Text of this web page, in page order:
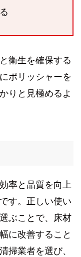
衛生を確保する
ポリッシャーを
りと見極めるよ
率と品質を向上
す。正しい使い
ぶことで、床材
に改善すること
掃業者を選び、